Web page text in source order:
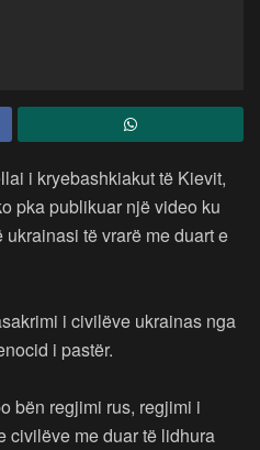
i kryebashkiakut të Kievit,
pka publikuar një video ku
të vrarë me duart e
i civilëve ukrainas nga
i pastër.
bën regjimi rus, regjimi i
civilëve me duar të lidhura